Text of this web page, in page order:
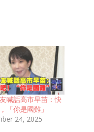
喊話高市早苗：快
「你是國難」
24, 2025